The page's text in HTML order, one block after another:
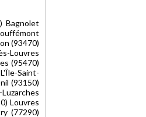
Bagnolet
(93470)
Louvres
(95470)
Saint-
(93150)
Louvres
(77290)